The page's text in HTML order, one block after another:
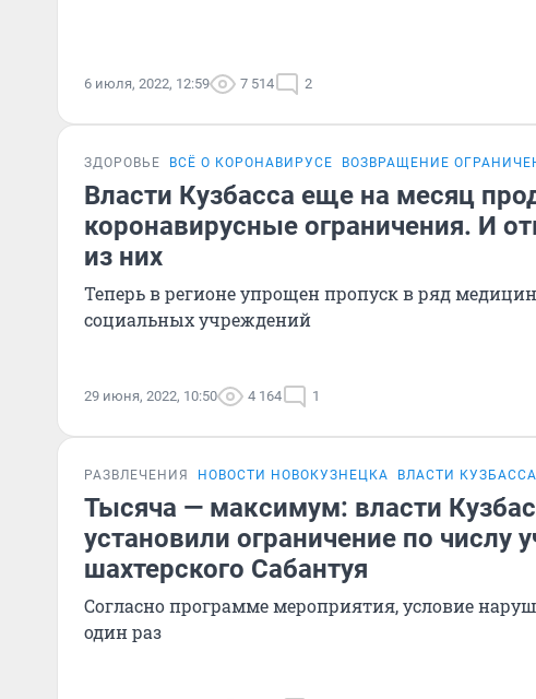
6 июля, 2022, 12:59 7 514 2
ЗДОРОВЬЕ ВСЁ О КОРОНАВИРУСЕ ВОЗВРАЩЕНИЕ
Власти Кузбасса еще на месяц
коронавирусные ограничения. И
из них
Теперь в регионе упрощен пропуск в ряд
социальных учреждений
29 июня, 2022, 10:50 4 164 1
РАЗВЛЕЧЕНИЯ НОВОСТИ НОВОКУЗНЕЦКА ВЛАСТИ КУЗБАССА
Тысяча — максимум: власти
установили ограничение по числу
шахтерского Сабантуя
Согласно программе мероприятия, условие
один раз